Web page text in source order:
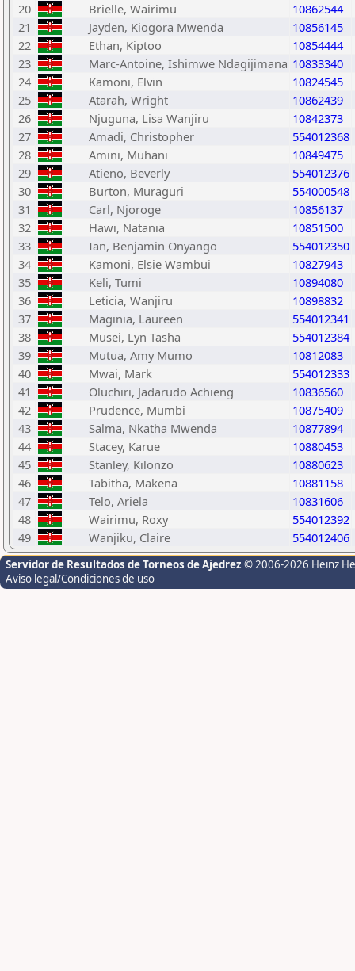
20
Brielle, Wairimu 10862544
21
Jayden, Kiogora Mwenda 10856145
22
Ethan, Kiptoo 10854444
23
Marc-Antoine, Ishimwe Ndagijimana 10833340
24
Kamoni, Elvin 10824545
25
Atarah, Wright 10862439
26
Njuguna, Lisa Wanjiru 10842373
27
Amadi, Christopher 554012368
28
Amini, Muhani 10849475
29
Atieno, Beverly 554012376
30
Burton, Muraguri 554000548
31
Carl, Njoroge 10856137
32
Hawi, Natania 10851500
33
Ian, Benjamin Onyango 554012350
34
Kamoni, Elsie Wambui 10827943
35
Keli, Tumi 10894080
36
Leticia, Wanjiru 10898832
37
Maginia, Laureen 554012341
38
Musei, Lyn Tasha 554012384
39
Mutua, Amy Mumo 10812083
40
Mwai, Mark 554012333
41
Oluchiri, Jadarudo Achieng 10836560
42
Prudence, Mumbi 10875409
43
Salma, Nkatha Mwenda 10877894
44
Stacey, Karue 10880453
45
Stanley, Kilonzo 10880623
46
Tabitha, Makena 10881158
47
Telo, Ariela 10831606
48
Wairimu, Roxy 554012392
49
Wanjiku, Claire 554012406
Servidor de Resultados de Torneos de Ajedrez © 2006-2026 Heinz
Aviso legal/Condiciones de uso